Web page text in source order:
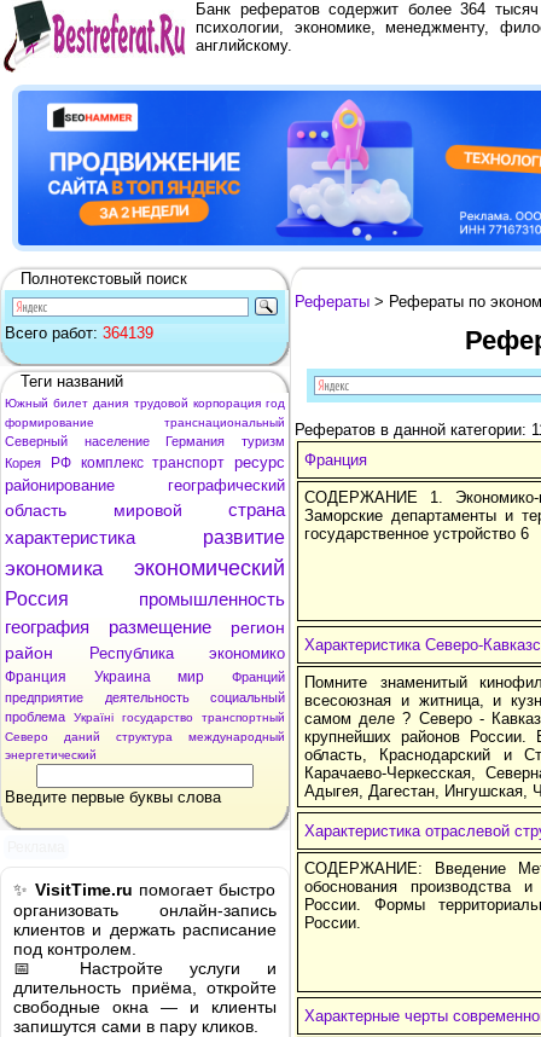
Банк рефератов содержит более 364
психологии, экономике, менеджменту,
английскому.
Полнотекстовый поиск
Всего работ: 364139
Теги названий
Южный билет дания трудовой корпорация год
формирование
транснациональный
Северный население Германия
туризм
Корея
РФ комплекс транспорт ресурс
районирование
географический
область мировой
страна
характеристика
развитие
экономика экономический
Россия
промышленность
география
размещение
регион
район
Республика экономико
Франция Украина мир
Франций
предприятие
деятельность
социальный
проблема
Україні государство
транспортный
Северо
даний структура
международный
энергетический
Введите первые буквы слова
✨ VisitTime.ru помогает быстро
организовать онлайн-запись
клиентов и держать расписание
под контролем.
📅 Настройте услуги и
длительность приёма, откройте
свободные окна — и клиенты
запишутся сами в пару кликов.
Рефераты > Рефераты по
Рефератов в данной категории:
Франция
СОДЕРЖАНИЕ 1. Экономико-
Заморские департаменты и
государственное устройство 6
Характеристика Северо-
Помните знаменитый
всесоюзная и житница, и
самом деле ? Северо -
крупнейших районов России.
область, Краснодарский и
Карачаево-Черкесская,
Адыгея, Дагестан, Ингушская,
Характеристика отраслевой
СОДЕРЖАНИЕ: Введение
обоснования производства
России. Формы
России.
Характерные черты